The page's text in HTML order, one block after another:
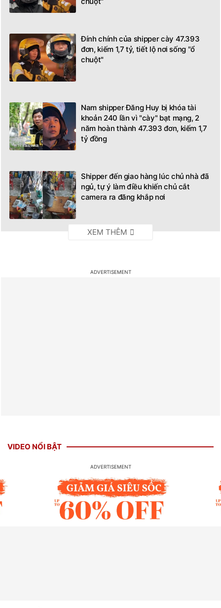
Đính chính của shipper cày 47.393
đơn, kiếm 1,7 tỷ, tiết lộ nơi sống "ổ
chuột"
Nam shipper Đăng Huy bị khóa tài
khoản 240 lần vì "cày" bạt mạng, 2
năm hoàn thành 47.393 đơn, kiếm 1,7
tỷ đồng
Shipper đến giao hàng lúc chủ nhà đã
ngủ, tự ý làm điều khiến chủ cắt
camera ra đăng khắp nơi
VIDEO NỔI BẬT